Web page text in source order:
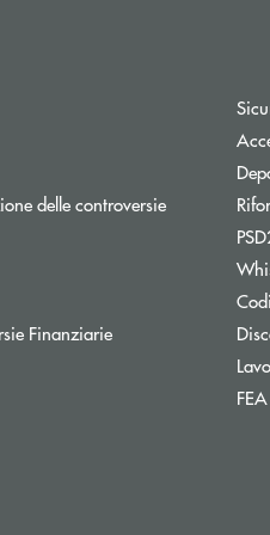
delle controversie
FinanziarieApre una nuova
FEA